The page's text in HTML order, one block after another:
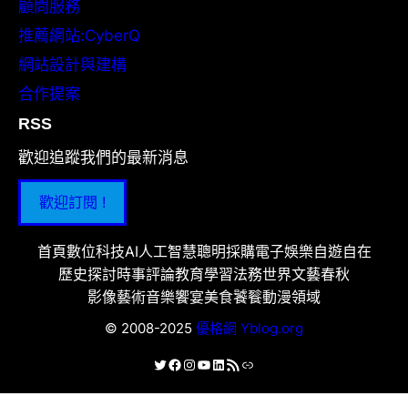
顧問服務
推薦網站:CyberQ
網站設計與建構
合作提案
RSS
歡迎追蹤我們的最新消息
歡迎訂閱 !
首頁數位科技AI人工智慧聰明採購電子娛樂自遊自在
歷史探討時事評論教育學習法務世界文藝春秋
影像藝術音樂饗宴美食饕餮動漫領域
© 2008-2025 優格網 Yblog.org
X Facebook
Instagram
YouTube
LinkedIn
RSS 資訊提供連結